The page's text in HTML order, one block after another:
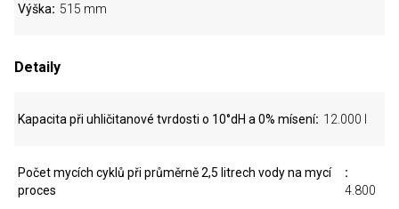
Výška 515 mm
Detaily
Kapacita při uhličitanové tvrdosti o 10°dH a 0% mísení 12.000 l
Počet mycích cyklů při průměrně 2,5 litrech vody na mycí
proces
4.800